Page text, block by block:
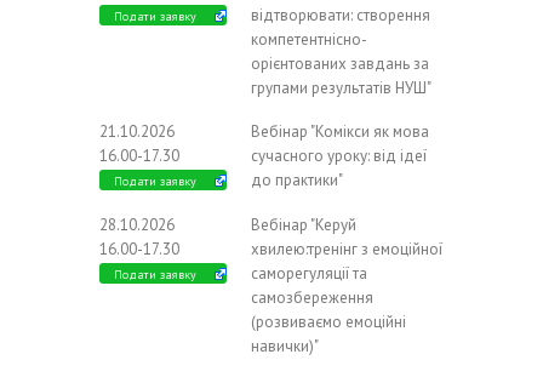
Подати заявку
відтворювати: створення
компетентнісно-
орієнтованих завдань за
групами результатів НУШ"
21.10.2026
16.00-17.30
Подати заявку
Вебінар "Комікси як мова
сучасного уроку: від ідеї
до практики"
28.10.2026
16.00-17.30
Подати заявку
Вебінар "Керуй
хвилею:тренінг з емоційної
саморегуляції та
самозбереження
(розвиваємо емоційні
навички)"